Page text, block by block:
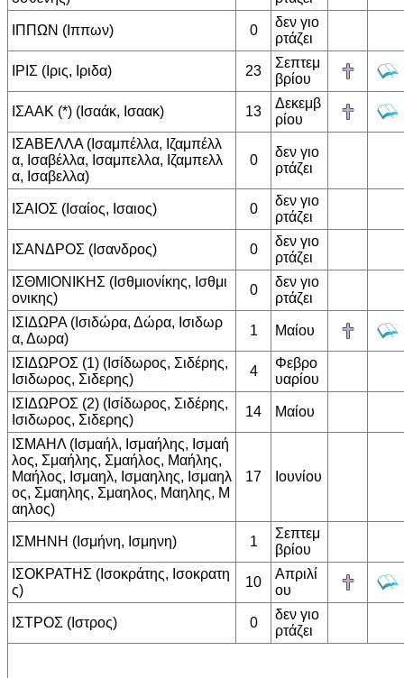
ΙΠΠΩΝ (Ιππων) 0
δεν γιο
ρτάζει
ΙΡΙΣ (Ιρις, Ιριδα) 23
Σεπτεμ
βρίου
ΙΣΑΑΚ (*) (Ισαάκ, Ισαακ) 13
Δεκεμβ
ρίου
ΙΣΑΒΕΛΛΑ (Ισαμπέλλα, Ιζαμπέλλ
α, Ισαβέλλα, Ισαμπελλα, Ιζαμπελλ
α, Ισαβελλα)
0
δεν γιο
ρτάζει
ΙΣΑΙΟΣ (Ισαίος, Ισαιος) 0
δεν γιο
ρτάζει
ΙΣΑΝΔΡΟΣ (Ισανδρος) 0
δεν γιο
ρτάζει
ΙΣΘΜΙΟΝΙΚΗΣ (Ισθμιονίκης, Ισθμι
ονικης)
0
δεν γιο
ρτάζει
ΙΣΙΔΩΡΑ (Ισιδώρα, Δώρα, Ισιδωρ
α, Δωρα)
1 Μαίου
ΙΣΙΔΩΡΟΣ (1) (Ισίδωρος, Σιδέρης,
Ισιδωρος, Σιδερης)
4
Φεβρο
υαρίου
ΙΣΙΔΩΡΟΣ (2) (Ισίδωρος, Σιδέρης,
Ισιδωρος, Σιδερης)
14 Μαίου
ΙΣΜΑΗΛ (Ισμαήλ, Ισμαήλης, Ισμαή
λος, Σμαήλης, Σμαήλος, Μαήλης,
Μαήλος, Ισμαηλ, Ισμαηλης, Ισμαηλ
ος, Σμαηλης, Σμαηλος, Μαηλης, Μ
αηλος)
17 Ιουνίου
ΙΣΜΗΝΗ (Ισμήνη, Ισμηνη) 1
Σεπτεμ
βρίου
ΙΣΟΚΡΑΤΗΣ (Ισοκράτης, Ισοκρατη
ς)
10
Απριλί
ου
ΙΣΤΡΟΣ (Ιστρος) 0
δεν γιο
ρτάζει